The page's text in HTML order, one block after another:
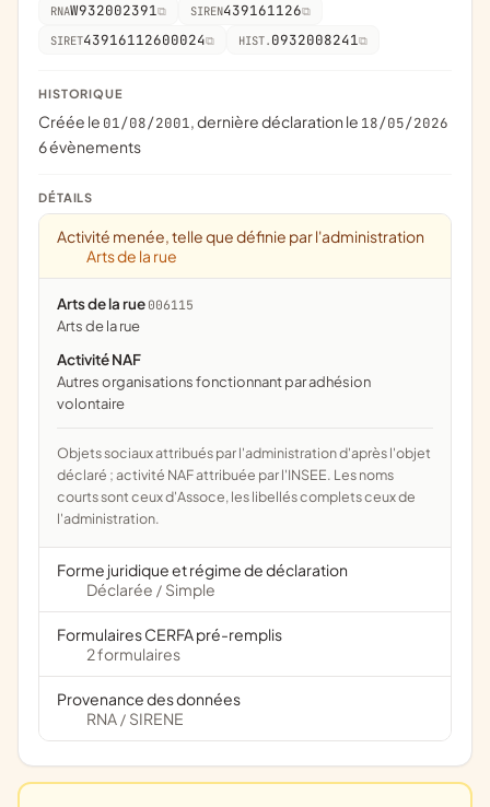
RNAW932002391 SIREN439161126
SIRET43916112600024 HIST. 0932008241
HISTORIQUE
Créée le 01/08/2001, dernière déclaration le 18/05/2026
6 évènements
DÉTAILS
Activité menée, telle que définie par l'administration
Arts de la rue
Arts de la rue 006115
arts de la rue
Activité NAF
Autres organisations fonctionnant par adhésion
volontaire
Objets sociaux attribués par l'administration d'après l'objet
déclaré ; activité NAF attribuée par l'INSEE. Les noms
courts sont ceux d'Assoce, les libellés complets ceux de
l'administration.
Forme juridique et régime de déclaration
Déclarée / Simple
Formulaires CERFA pré-remplis
2 formulaires
Provenance des données
RNA / SIRENE